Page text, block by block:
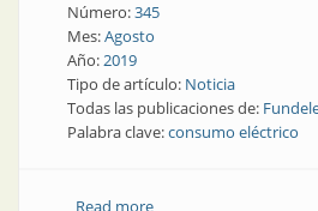
Número:345
Mes:Agosto
Año:2019
Tipo de artículo: Noticia
Todas las publicaciones de:
Palabra clave:consumo eléctrico
Read moreabout Consumo